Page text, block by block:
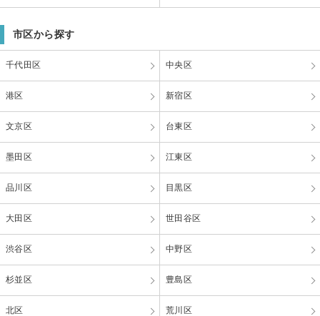
市区から探す
千代田区 中央区
港区 新宿区
文京区 台東区
墨田区 江東区
品川区 目黒区
大田区 世田谷区
渋谷区 中野区
杉並区 豊島区
北区 荒川区